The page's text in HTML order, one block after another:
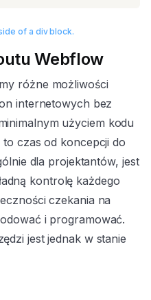
Webflow
różne możliwości
internetowych bez
użyciem kodu
czas od koncepcji do
dla projektantów, jest
kontrolę każdego
czekania na
i programować.
jest jednak w stanie
of a div block.